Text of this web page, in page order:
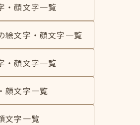
・顔文字一覧
絵文字・顔文字一覧
・顔文字一覧
顔文字一覧
文字一覧